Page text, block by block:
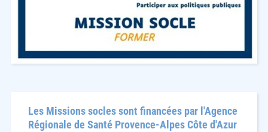
Les Missions socles sont financées par l'Agence
Régionale de Santé Provence-Alpes Côte d'Azur